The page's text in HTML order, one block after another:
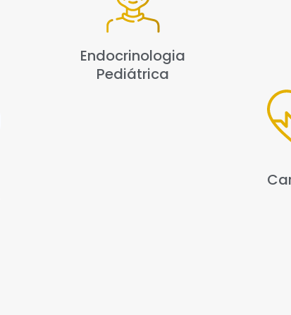
Endocrinologia
Pediátrica